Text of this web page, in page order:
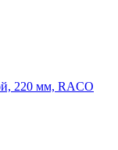
220 мм, RACO